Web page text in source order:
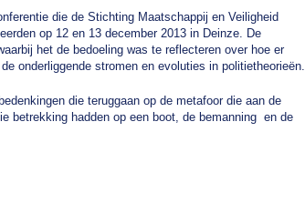
die de Stichting Maatschappij en Veiligheid
op 12 en 13 december 2013 in Deinze. De
het de bedoeling was te reflecteren over hoe er
onderliggende stromen en evoluties in politietheorieën.
die teruggaan op de metafoor die aan de
betrekking hadden op een boot, de bemanning en de